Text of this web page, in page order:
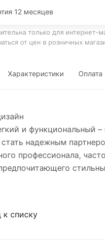
12 месяцев
только для интернет-
от цен в розничных
Характеристики Оплата
и функциональный –
стать надежным
профессионала,
к списку